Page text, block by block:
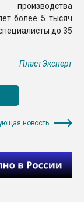
более 5 тысяч
до 35
ПластЭксперт
новость